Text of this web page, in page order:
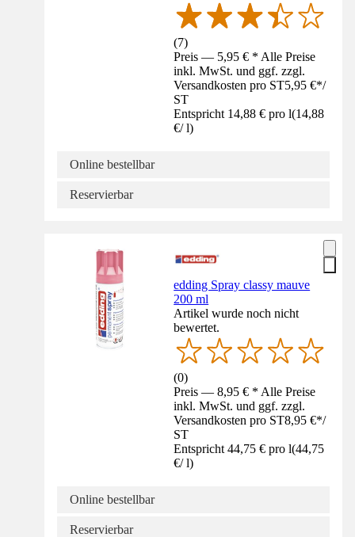
(7)
Preis — 5,95 € * Alle Preise
inkl. MwSt. und ggf. zzgl.
Versandkosten pro ST5,95 €*/
ST
Entspricht 14,88 € pro l(14,88
€/ l)
Online bestellbar
Reservierbar
edding Spray classy mauve
200 ml
Artikel wurde noch nicht
bewertet.
(0)
Preis — 8,95 € * Alle Preise
inkl. MwSt. und ggf. zzgl.
Versandkosten pro ST8,95 €*/
ST
Entspricht 44,75 € pro l(44,75
€/ l)
Online bestellbar
Reservierbar